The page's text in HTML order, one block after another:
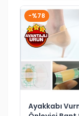
-%78
Ayakkabı